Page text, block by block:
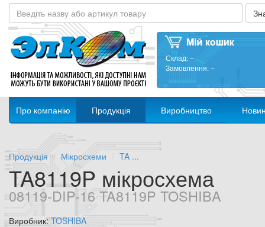
Склад:–
Замовлення:–
Про компанію Продукція Виробництво
Продукція Мікросхеми TA ...
TA8119P мікросхема
08119-DIP-16 TA8119P TOSHIBA
Виробник:TOSHIBA